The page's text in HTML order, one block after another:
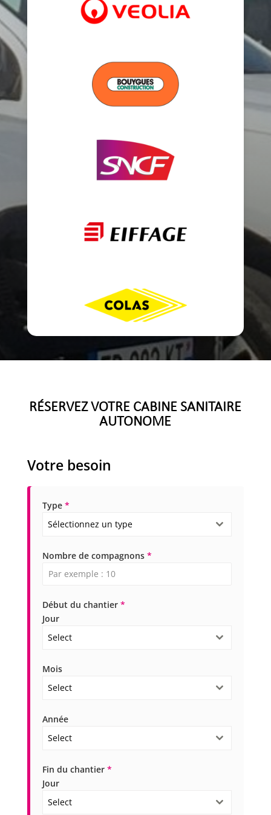
RÉSERVEZ VOTRE CABINE SANITAIRE
AUTONOME
Votre besoin
Type *
Sélectionnez un type
Nombre de compagnons *
Début du chantier *
Jour
Select
Mois
Select
Année
Select
Fin du chantier *
Jour
Select